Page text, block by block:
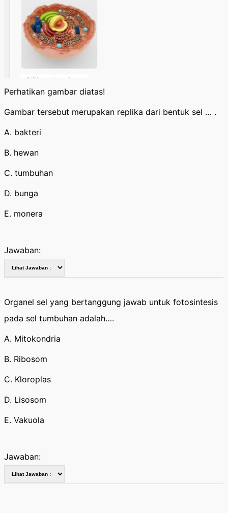
Perhatikan gambar diatas!
Gambar tersebut merupakan replika dari bentuk sel … .
A. bakteri
B. hewan
C. tumbuhan
D. bunga
E. monera
Jawaban:
Organel sel yang bertanggung jawab untuk fotosintesis
pada sel tumbuhan adalah….
A. Mitokondria
B. Ribosom
C. Kloroplas
D. Lisosom
E. Vakuola
Jawaban: